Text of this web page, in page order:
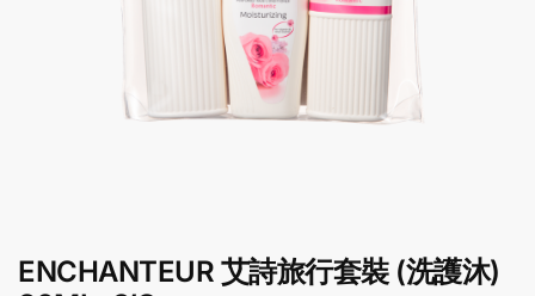
ENCHANTEUR 艾詩旅行套裝 (洗護沐)